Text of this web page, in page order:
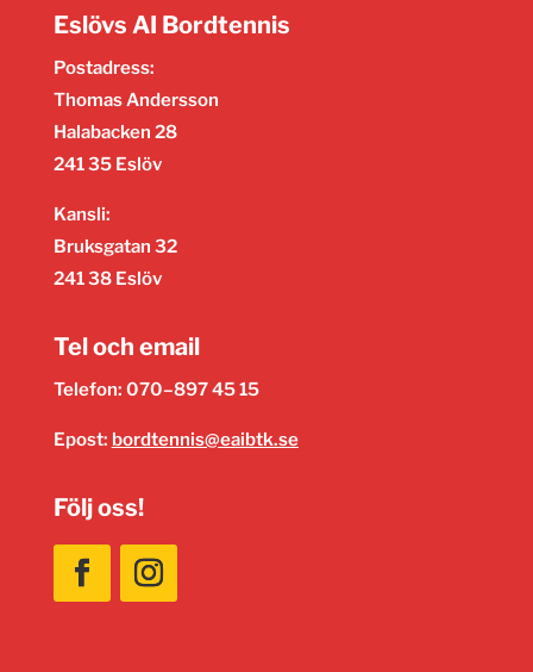
Eslövs AI Bordtennis
Postadress:
Thomas Andersson
Halabacken 28
241 35 Eslöv
Kansli:
Bruksgatan 32
241 38 Eslöv
Tel och email
Telefon: 070–897 45 15
Epost: bordtennis@eaibtk.se
Följ oss!